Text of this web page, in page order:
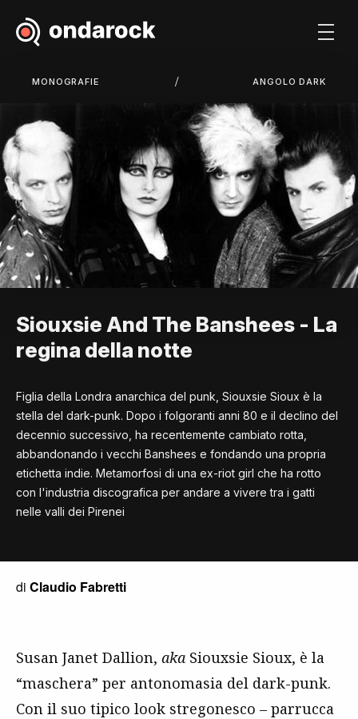
MONOGRAFIE / ANGOLO DARK
Siouxsie And The Banshees - La
regina della notte
Figlia della Londra anarchica del punk, Siouxsie Sioux è la
stella del dark-punk. Dopo i folgoranti anni 80 e il declino del
decennio successivo, ha recentemente cambiato rotta,
abbandonando i vecchi Banshees e fondando una propria
etichetta indie. Metamorfosi di una ex-riot girl che ha rotto
con l'industria discografica per andare a vivere tra i gatti
nelle valli dei Pirenei
di Claudio Fabretti
Susan Janet Dallion, aka Siouxsie Sioux, è la
“maschera” per antonomasia del dark-punk.
Con il suo tipico look stregonesco – parrucca